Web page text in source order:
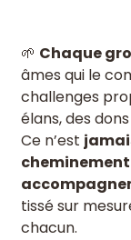
🌱 Chaque
âmes qui le
challenges
élans, des
Ce n’est
tissé sur
chacun.